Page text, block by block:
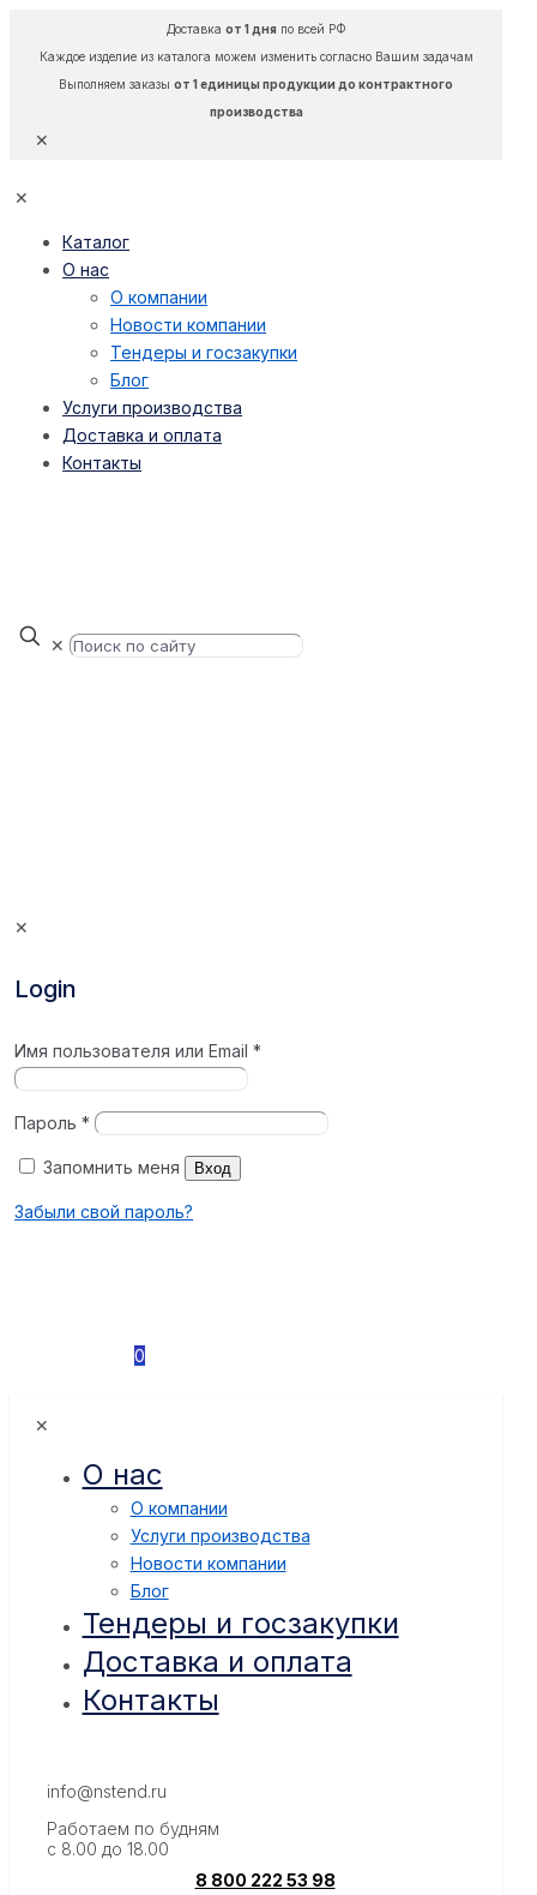
Доставка от 1 дняпо всей РФ
Каждое изделие из каталога можем изменить согласно Вашим задачам
Выполняем заказы от 1 единицы продукции до контрактного
производства
✕
✕
Каталог
О нас
О компании
Новости компании
Тендеры и госзакупки
Блог
Услуги производства
Доставка и оплата
Контакты
✕
✕
Login
Имя пользователя или Email*
Пароль*
Запомнить меня Вход
Забыли свой пароль?
0
✕
О нас
О компании
Услуги производства
Новости компании
Блог
Тендеры и госзакупки
Доставка и оплата
Контакты
info@nstend.ru
Работаем по будням
с 8.00 до 18.00
8 800 222 53 98